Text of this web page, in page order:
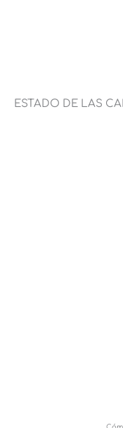
ESTADO DE LAS